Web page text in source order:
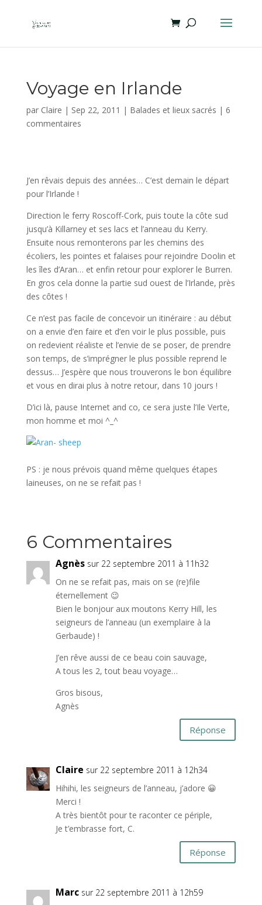
Voyage en Irlande
par Claire | Sep 22, 2011 | Balades et lieux sacrés | 6
commentaires
J’en rêvais depuis des années… C’est demain le départ
pour l’Irlande !
Direction le ferry Roscoff-Cork, puis toute la côte sud
jusqu’à Killarney et ses lacs et l’anneau du Kerry.
Ensuite nous remonterons par les chemins des
écoliers, les pointes et falaises pour rejoindre Doolin et
les îles d’Aran… et enfin retour pour explorer le Burren.
En gros cela donne la partie sud ouest de l’Irlande, près
des côtes !
Ce n’est pas facile de concevoir un itinéraire : au début
on a envie d’en faire et d’en voir le plus possible, puis
on redevient réaliste et l’envie de se poser, de prendre
son temps, de s’imprégner le plus possible reprend le
dessus… J’espère que nous trouverons le bon équilibre
et vous en dirai plus à notre retour, dans 10 jours !
D’ici là, pause Internet and co, ce sera juste l’Ile Verte,
mon homme et moi ^_^
PS : je nous prévois quand même quelques étapes
laineuses, on ne se refait pas !
6 Commentaires
Agnès sur 22 septembre 2011 à 11h32
On ne se refait pas, mais on se (re)file
éternellement 😉
Bien le bonjour aux moutons Kerry Hill, les
seigneurs de l’anneau (un exemplaire à la
Gerbaude) !
J’en rêve aussi de ce beau coin sauvage,
A tous les 2, tout beau voyage…
Gros bisous,
Agnès
Réponse
Claire sur 22 septembre 2011 à 12h34
Hihihi, les seigneurs de l’anneau, j’adore 😀
Merci !
A très bientôt pour te raconter ce périple,
Je t’embrasse fort, C.
Réponse
Marc sur 22 septembre 2011 à 12h59